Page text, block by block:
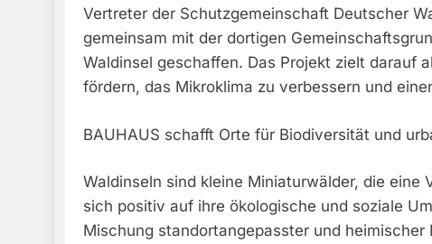
Vertreter der Schutzgemeinschaft Deutscher
gemeinsam mit der dortigen
Waldinsel geschaffen. Das Projekt zielt darauf
fördern, das Mikroklima zu verbessern und
BAUHAUS schafft Orte für Biodiversität und
Waldinseln sind kleine Miniaturwälder, die
sich positiv auf ihre ökologische und soziale
Mischung standortangepasster und